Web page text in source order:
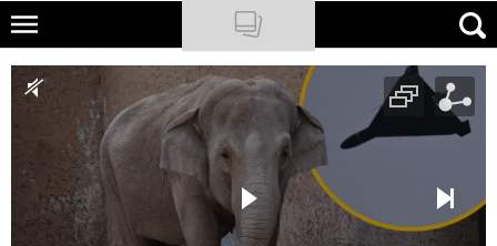
Skip
main
content
NATIONAL GEOGRAPHIC
TRAVELER
PODCASTY
Sklep